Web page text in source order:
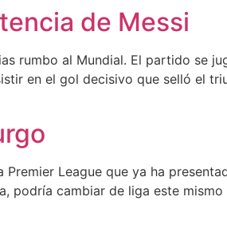
de Messi
rumbo al Mundial. El partido se
en el gol decisivo que selló el
League que ya ha
cambiar de liga este mismo